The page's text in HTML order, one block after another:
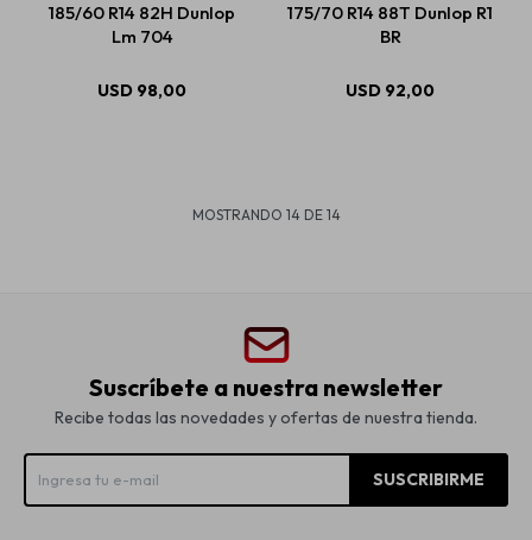
185/60 R14 82H Dunlop
Lm 704
USD 98,00
175/70 R14 88T Dunlop R1
BR
USD 92,00
MOSTRANDO 14 DE 14
Suscríbete a nuestra newsletter
Recibe todas las novedades y ofertas de nuestra tienda.
SUSCRIBIRME